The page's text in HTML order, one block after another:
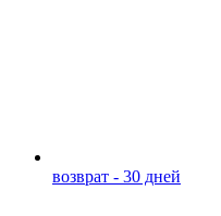
возврат - 30 дней